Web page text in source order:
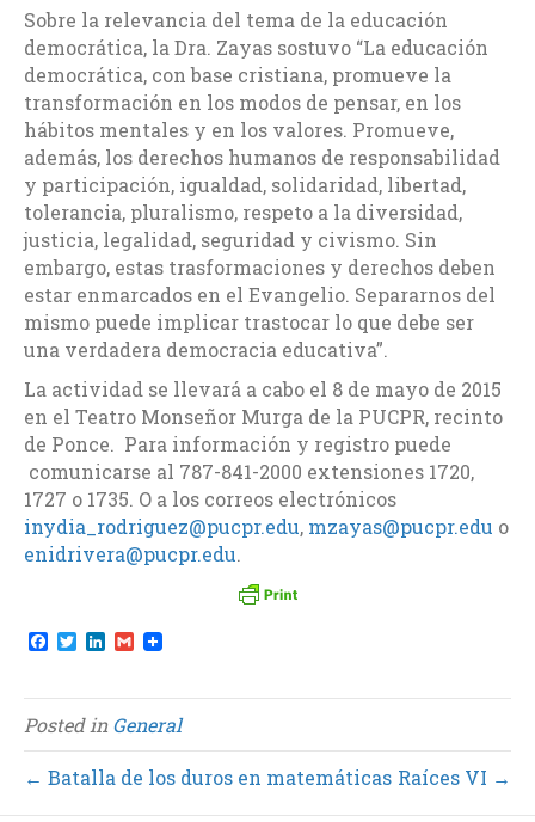
Sobre la relevancia del tema de la educación
democrática, la Dra. Zayas sostuvo “La educación
democrática, con base cristiana, promueve la
transformación en los modos de pensar, en los
hábitos mentales y en los valores. Promueve,
además, los derechos humanos de responsabilidad
y participación, igualdad, solidaridad, libertad,
tolerancia, pluralismo, respeto a la diversidad,
justicia, legalidad, seguridad y civismo. Sin
embargo, estas trasformaciones y derechos deben
estar enmarcados en el Evangelio. Separarnos del
mismo puede implicar trastocar lo que debe ser
una verdadera democracia educativa”.
La actividad se llevará a cabo el 8 de mayo de 2015
en el Teatro Monseñor Murga de la PUCPR, recinto
de Ponce. Para información y registro puede
comunicarse al 787-841-2000 extensiones 1720,
1727 o 1735. O a los correos electrónicos
inydia_rodriguez@pucpr.edu, mzayas@pucpr.edu o
enidrivera@pucpr.edu.
F
e
b
o
o
k
T
t
t
e
r
L
k
e
d
I
n
G
i
l
Posted inGeneral
← Batalla de los duros en matemáticas Raíces VI →